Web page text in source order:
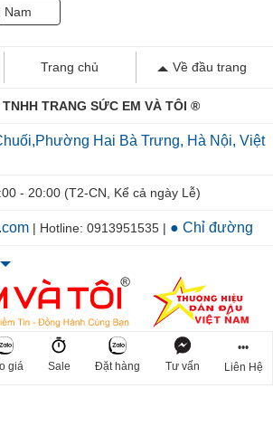
Nam
Trang chủ Về đầu trang
TNHH TRANG SỨC EM VÀ TÔI ®
Hai Bà Trưng, Hà Nội, Việt
- 20:00 (T2-CN, Kể cả ngày Lễ)
| Hotline: 0913951535 | ● Chỉ đường
giá Sale Đặt hàng Tư vấn
•••
Liên Hệ